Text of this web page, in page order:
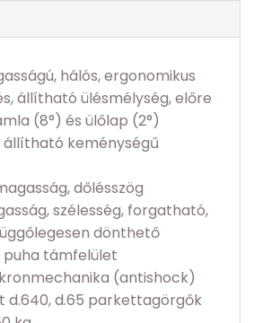
hálós, ergonomikus
állítható ülésmélység, előre
(8°) és ülőlap (2°)
állítható keménységű
dőlésszög
szélesség, forgatható,
dönthető
puha támfelület
(antishock)
d.640, d.65 parkettagörgők